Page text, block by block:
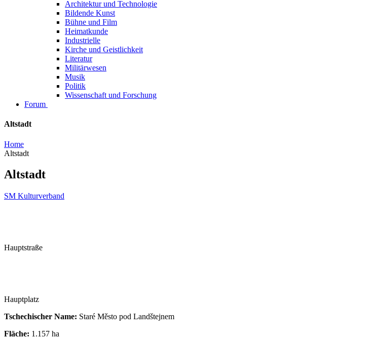
Architektur und Technologie
Bildende Kunst
Bühne und Film
Heimatkunde
Industrielle
Kirche und Geistlichkeit
Literatur
Militärwesen
Musik
Politik
Wissenschaft und Forschung
Forum
Altstadt
Home
Altstadt
Altstadt
SM Kulturverband
Hauptstraße
Hauptplatz
Tschechischer Name: Staré Město pod Landštejnem
Fläche: 1.157 ha